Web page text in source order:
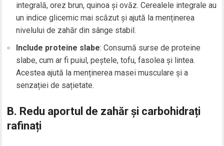
integrală, orez brun, quinoa și ovăz. Cerealele integrale au
un indice glicemic mai scăzut și ajută la menținerea
nivelului de zahăr din sânge stabil.
Include proteine slabe: Consumă surse de proteine
slabe, cum ar fi puiul, peștele, tofu, fasolea și lintea.
Acestea ajută la menținerea masei musculare și a
senzației de sațietate.
B. Redu aportul de zahăr și carbohidrați
rafinați